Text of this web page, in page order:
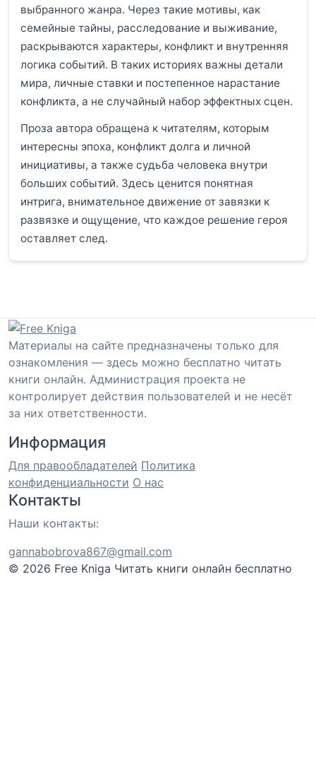
выбранного жанра. Через такие мотивы, как
семейные тайны, расследование и выживание,
раскрываются характеры, конфликт и внутренняя
логика событий. В таких историях важны детали
мира, личные ставки и постепенное нарастание
конфликта, а не случайный набор эффектных сцен.
Проза автора обращена к читателям, которым
интересны эпоха, конфликт долга и личной
инициативы, а также судьба человека внутри
больших событий. Здесь ценится понятная
интрига, внимательное движение от завязки к
развязке и ощущение, что каждое решение героя
оставляет след.
Материалы на сайте предназначены только для
ознакомления — здесь можно бесплатно читать
книги онлайн. Администрация проекта не
контролирует действия пользователей и не несёт
за них ответственности.
Информация
Для правообладателей Политика
конфиденциальности О нас
Контакты
Наши контакты:
gannabobrova867@gmail.com
© 2026 Free Kniga Читать книги онлайн бесплатно